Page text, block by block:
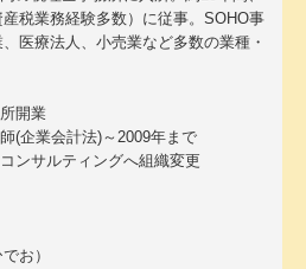
税業務経験多数）に従事。SOHO事
医療法人、小売業など多数の業種・
開業
(企業会計法)～2009年まで
ンサルティングへ組織変更
お）